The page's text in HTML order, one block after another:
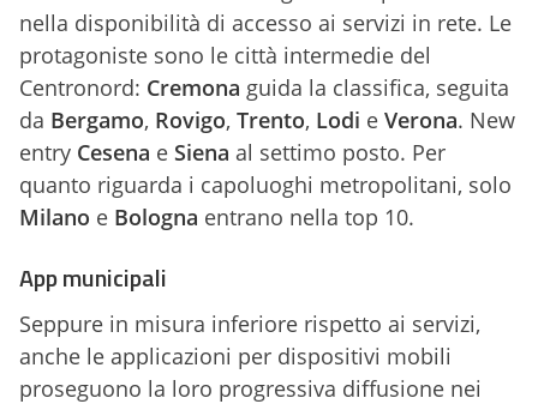
nella disponibilità di accesso ai servizi in rete. Le
protagoniste sono le città intermedie del
Centronord: Cremona guida la classifica, seguita
da Bergamo, Rovigo, Trento, Lodi e Verona. New
entry Cesena e Siena al settimo posto. Per
quanto riguarda i capoluoghi metropolitani, solo
Milano e Bologna entrano nella top 10.
App municipali
Seppure in misura inferiore rispetto ai servizi,
anche le applicazioni per dispositivi mobili
proseguono la loro progressiva diffusione nei